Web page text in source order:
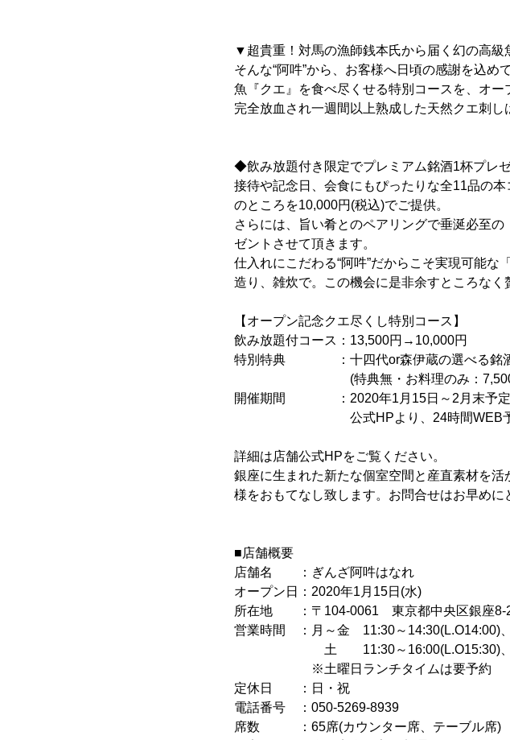
▼超貴重！対馬の漁師銭本氏から届く幻の高級
そんな“阿吽”から、お客様へ日頃の感謝を込
魚『クエ』を食べ尽くせる特別コースを、オー
完全放血され一週間以上熟成した天然クエ刺
◆飲み放題付き限定でプレミアム銘酒1杯プレゼ
接待や記念日、会食にもぴったりな全11品の
のところを10,000円(税込)でご提供。
さらには、旨い肴とのペアリングで垂涎必至
ゼントさせて頂きます。
仕入れにこだわる“阿吽”だからこそ実現可能
造り、雑炊で。この機会に是非余すところなく
【オープン記念クエ尽くし特別コース】
飲み放題付コース：13,500円→10,000円
特別特典 ：十四代or森伊蔵の選べる銘酒
(特典無・お料理のみ：7,500
開催期間 ：2020年1月15日～2月末予定
公式HPより、24時間WEB予約
詳細は店舗公式HPをご覧ください。
銀座に生まれた新たな個室空間と産直素材を
様をおもてなし致します。お問合せはお早めに
■店舗概要
店舗名 ：ぎんざ阿吽はなれ
オープン日：2020年1月15日(水)
所在地 ：〒104-0061 東京都中央区銀座8-
営業時間 ：月～金 11:30～14:30(L.O14:00)
土 11:30～16:00(L.O15:30)、
※土曜日ランチタイムは要予約
定休日 ：日・祝
電話番号 ：050-5269-8939
席数 ：65席(カウンター席、テーブル席)